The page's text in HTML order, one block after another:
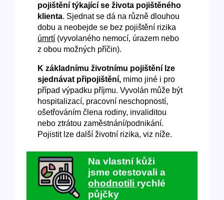
pojištění týkající se života pojištěného
klienta. Sjednat se dá na různě dlouhou
dobu a neobejde se bez pojištění rizika
úmrtí (vyvolaného nemocí, úrazem nebo
z obou možných příčin).
K základnímu životnímu pojištění lze
sjednávat připojištění, mimo jiné i pro
případ výpadku příjmu. Vyvolán může být
hospitalizací, pracovní neschopností,
ošetřováním člena rodiny, invaliditou
nebo ztrátou zaměstnání/podnikání.
Pojistit lze další životní rizika, viz níže.
Na vlastní kůži
jsme otestovali a
ohodnotili rychlé
půjčky